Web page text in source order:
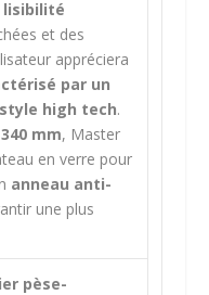
lisibilité
et des
appréciera
par un
high tech.
mm, Master
en verre pour
anneau anti-
une plus
pèse-